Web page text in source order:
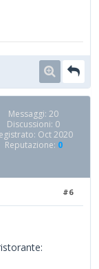
Messaggi: 20
Discussioni: 0
Oct 2020
Reputazione: 0
#6